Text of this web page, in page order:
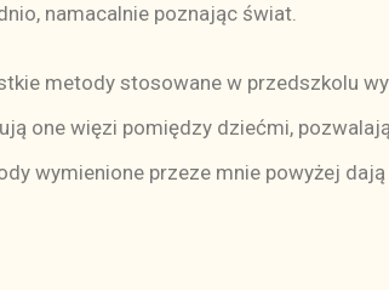
namacalnie poznając świat.
metody stosowane w przedszkolu
one więzi pomiędzy dziećmi,
wymienione przeze mnie powyżej